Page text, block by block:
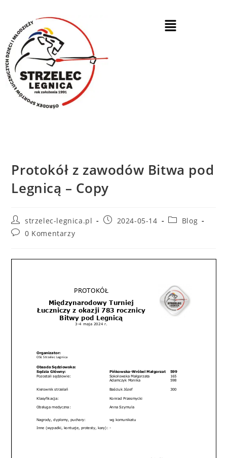
Protokół z zawodów Bitwa pod
Legnicą – Copy
strzelec-legnica.pl 2024-05-14
Blog
0 Komentarzy